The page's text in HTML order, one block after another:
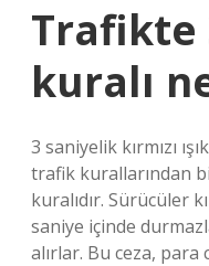
Trafikte
kuralı
3 saniyelik kırmızı
trafik kurallarından
kuralıdır. Sürücüler
saniye içinde
alırlar. Bu ceza, para